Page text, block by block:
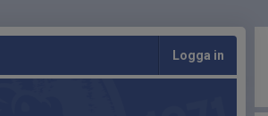
Logga in